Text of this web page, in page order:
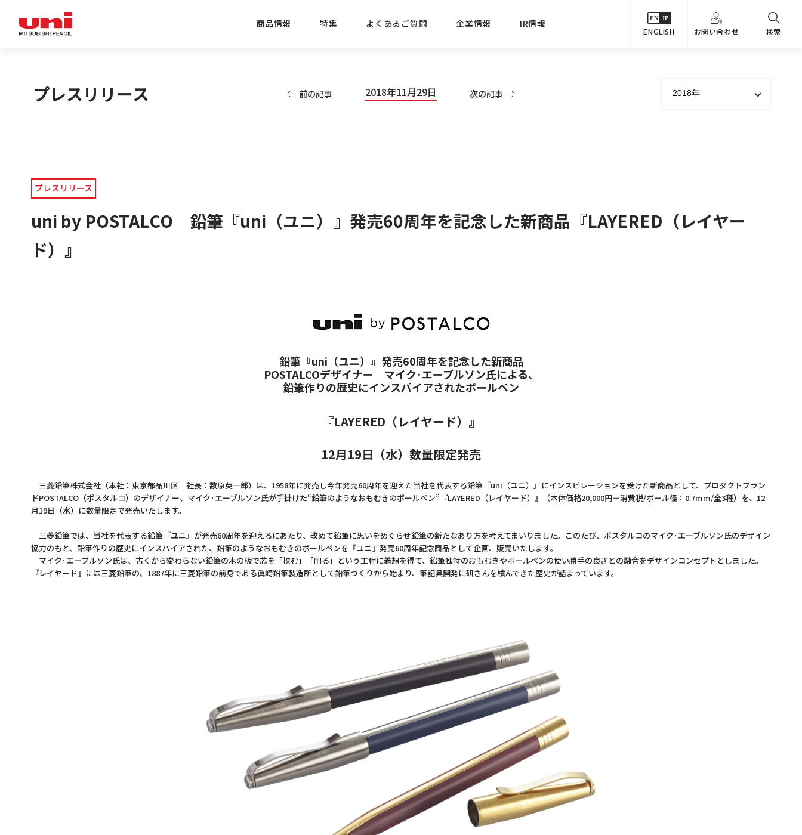
商品情報
新商品 目的・シーンでさがす
特集
おすすめコンテンツ
よくあるご質問 企業情報
経営方針 ごあいさつ
IR情報
IRニュース 株式情報
ENGLISH お問い合わせ 検索
プレスリリース 前の記事 2018年11月29日 次の記事
プレスリリース
uni by POSTALCO 鉛筆『uni（ユニ）』発売60周年を記念した新商品『LAYERED（レイヤー
ド）』
鉛筆『uni（ユニ）』発売60周年を記念した新商品
POSTALCOデザイナー マイク･エーブルソン氏による、
鉛筆作りの歴史にインスパイアされたボールペン
『LAYERED（レイヤード）』
12月19日（水）数量限定発売
三菱鉛筆株式会社（本社：東京都品川区 社長：数原英一郎）は、1958年に発売し今年発売60周年を迎えた当社を代表する鉛筆『uni（ユニ）』にインスピレーションを受けた新商品として、プロダクトブラン
ドPOSTALCO（ポスタルコ）のデザイナー、マイク･エーブルソン氏が手掛けた“鉛筆のようなおもむきのボールペン”『LAYERED（レイヤード）』（本体価格20,000円＋消費税/ボール径：0.7mm/全3種）を、12
月19日（水）に数量限定で発売いたします。
三菱鉛筆では、当社を代表する鉛筆『ユニ』が発売60周年を迎えるにあたり、改めて鉛筆に思いをめぐらせ鉛筆の新たなあり方を考えてまいりました。このたび、ポスタルコのマイク･エーブルソン氏のデザイン
協力のもと、鉛筆作りの歴史にインスパイアされた、鉛筆のようなおもむきのボールペンを『ユニ』発売60周年記念商品として企画、販売いたします。
マイク･エーブルソン氏は、古くから変わらない鉛筆の木の板で芯を「挟む」「削る」という工程に着想を得て、鉛筆独特のおもむきやボールペンの使い勝手の良さとの融合をデザインコンセプトとしました。
『レイヤード』には三菱鉛筆の、1887年に三菱鉛筆の前身である眞崎鉛筆製造所として鉛筆づくりから始まり、筆記具開発に研さんを積んできた歴史が詰まっています。